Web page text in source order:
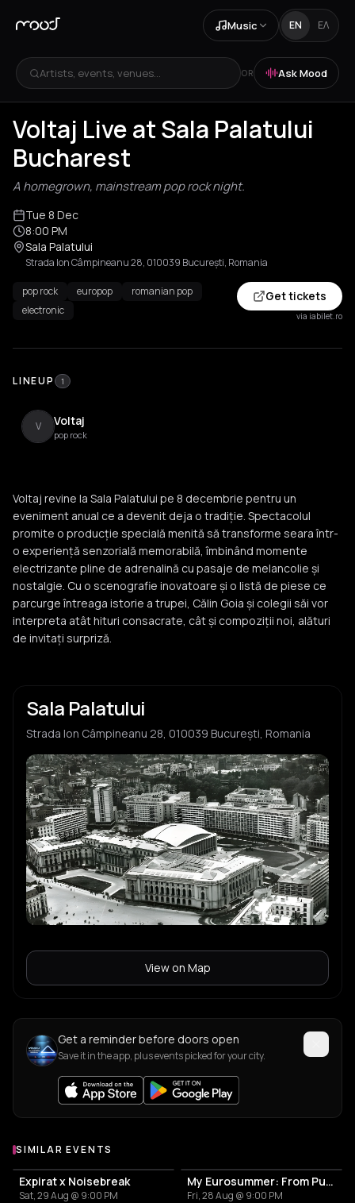
Music EN ΕΛ
Artists, events, venues... OR Ask Mood
Voltaj Live at Sala Palatului
Bucharest
A homegrown, mainstream pop rock night.
Tue 8 Dec
8:00 PM
Sala Palatului
Strada Ion Câmpineanu 28, 010039 București, Romania
pop rock europop
romanian pop
electronic
Get tickets
via iabilet.ro
LINEUP 1
V Voltaj
pop rock
Voltaj revine la Sala Palatului pe 8 decembrie pentru un
eveniment anual ce a devenit deja o tradiție. Spectacolul
promite o producție specială menită să transforme seara într-
o experiență senzorială memorabilă, îmbinând momente
electrizante pline de adrenalină cu pasaje de melancolie și
nostalgie. Cu o scenografie inovatoare și o listă de piese ce
parcurge întreaga istorie a trupei, Călin Goia și colegii săi vor
interpreta atât hituri consacrate, cât și compoziții noi, alături
de invitați surpriză.
Sala Palatului
Strada Ion Câmpineanu 28, 010039 București, Romania
View on Map
Get a reminder before doors open
Save it in the app, plus events picked for your city.
SIMILAR EVENTS
Expirat x Noisebreak
Sat, 29 Aug @ 9:00 PM
My Eurosummer: From Pub to Club
Fri, 28 Aug @ 9:00 PM